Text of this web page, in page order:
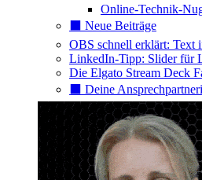
Online-Technik-
⬛️ Neue Beiträge
OBS schnell erklärt: Text
LinkedIn-Tipp: Slider für
Die Elgato Stream Deck
⬛️ Deine